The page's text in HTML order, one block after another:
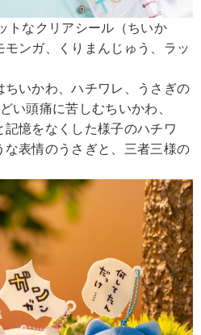
トなクリアシール（ちいか
ンガ、くりまんじゅう、ラッ
ちいかわ、ハチワレ、うさぎの
い頭痛に苦しむちいかわ、
憶をなくした様子のハチワ
な表情のうさぎと、三者三様の